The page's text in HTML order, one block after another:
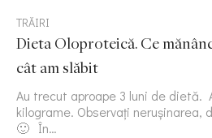
TRĂIRI
Dieta Oloproteică. Ce
cât am slăbit
Au trecut aproape 3 luni de dietă.
kilograme. Observați nerușinarea,
🙂 În…